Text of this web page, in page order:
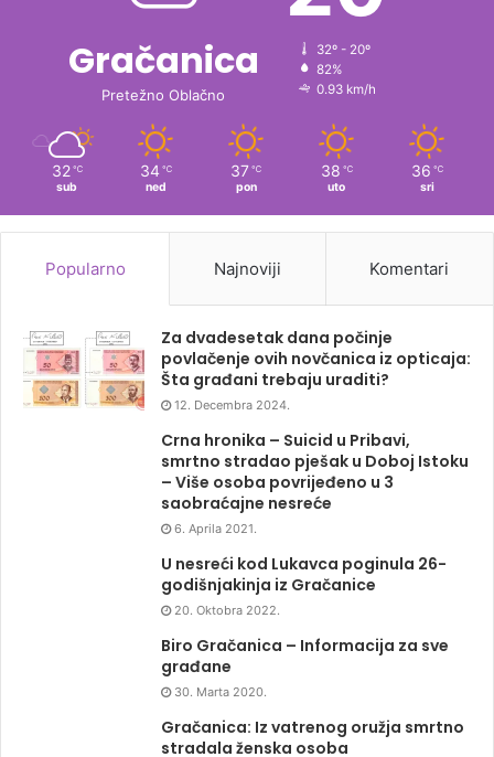
Gračanica
Pretežno Oblačno
32º - 20º
82%
0.93 km/h
32 ℃
sub
34 ℃
ned
37 ℃
pon
38 ℃
uto
36 ℃
sri
Popularno Najnoviji Komentari
Za dvadesetak dana počinje
povlačenje ovih novčanica iz opticaja:
Šta građani trebaju uraditi?
12. Decembra 2024.
Crna hronika – Suicid u Pribavi,
smrtno stradao pješak u Doboj Istoku
– Više osoba povrijeđeno u 3
saobraćajne nesreće
6. Aprila 2021.
U nesreći kod Lukavca poginula 26-
godišnjakinja iz Gračanice
20. Oktobra 2022.
Biro Gračanica – Informacija za sve
građane
30. Marta 2020.
Gračanica: Iz vatrenog oružja smrtno
stradala ženska osoba